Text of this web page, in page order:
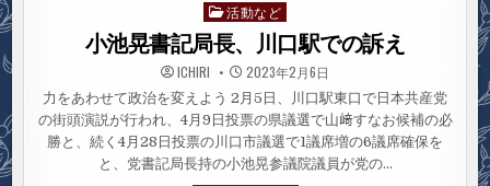
Posted
in
活動など
小池晃書記局長、川口駅での訴え
ICHIRI 2023年2月6日
力をあわせて政治を変えよう 2月5日、川口駅東口で日本共産党
の街頭演説が行われ、4月9日投票の県議選で山﨑すなお候補の必
勝と、続く4月28日投票の川口市議選で1議席増の6議席確保を
と、党書記局長持の小池晃参議院議員が党の…